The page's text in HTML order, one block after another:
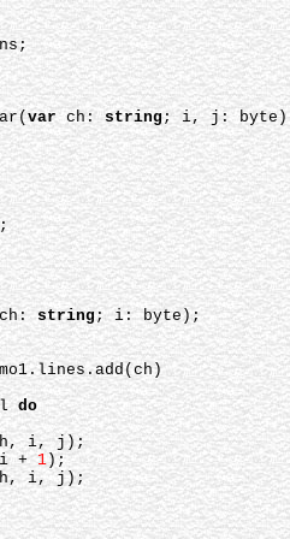
var ch: string; i, j:
string; i: byte);
do
i, j);
i + 1);
i, j);